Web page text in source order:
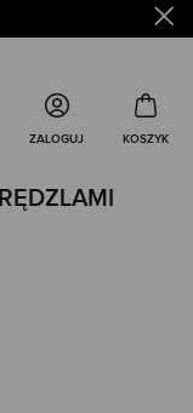
ZALOGUJ